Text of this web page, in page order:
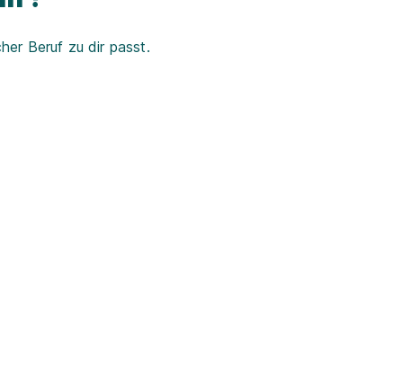
Beruf zu dir passt.